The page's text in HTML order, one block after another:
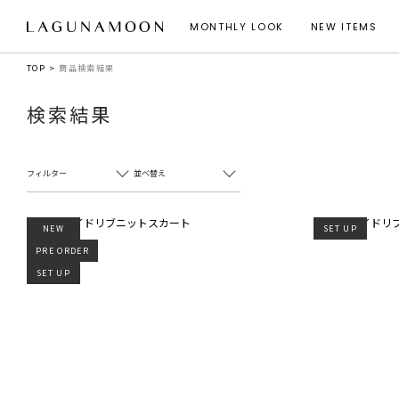
MONTHLY LOOK NEW ITEMS
TOP 商品検索結果
検索結果
フィルター 並べ替え
NEW
PRE ORDER
SET UP
SET UP